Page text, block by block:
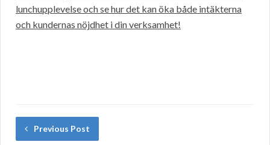
lunchupplevelse och se hur det kan öka både intäkterna
och kundernas nöjdhet i din verksamhet!
Previous Post